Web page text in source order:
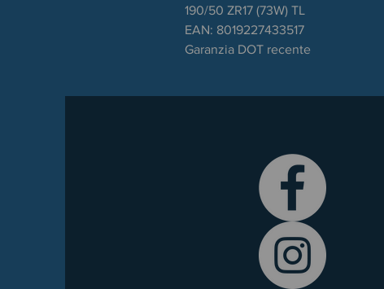
190/50 ZR17 (73W) TL
EAN: 8019227433517
Garanzia DOT recente